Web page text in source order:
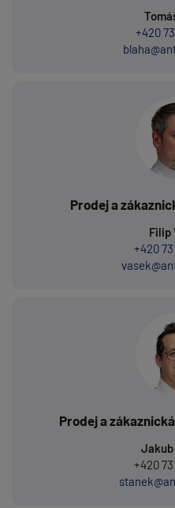
+420
Prodej a
Filip
+420
Prodej a
+420